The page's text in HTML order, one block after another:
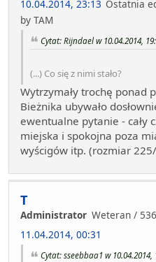
10.04.2014, 23:13 Ostatnia
by TAM
Cytat: Rijndael w 10.04.2014,
(...) Co się z nimi stało?
Wytrzymały trochę ponad
Bieżnika ubywało
ewentualne pytanie - cały
miejska i spokojna poza
wyścigów itp. (rozmiar
T
Administrator Weteran / 536
11.04.2014, 00:31
Cytat: sseebbaa1 w 10.04.2014,